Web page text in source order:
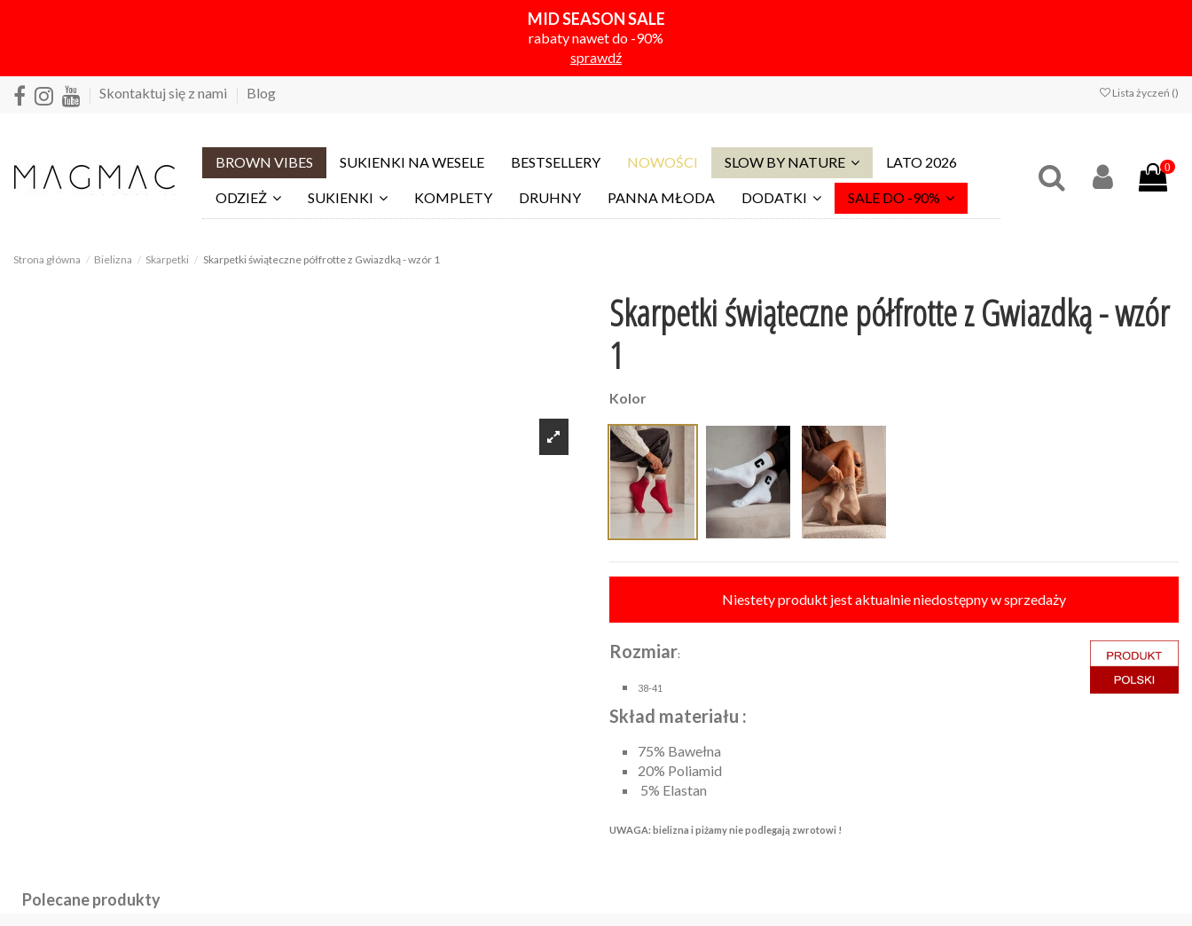
MID SEASON SALE
rabaty nawet do -90%
sprawdź
Skontaktuj się z nami Blog Lista życzeń ()
BROWN VIBES SUKIENKI NA WESELE BESTSELLERY NOWOŚCI SLOW BY NATURE LATO 2026
ODZIEŻ SUKIENKI KOMPLETY DRUHNY PANNA MŁODA DODATKI SALE DO -90%
0
Strona główna Bielizna Skarpetki Skarpetki świąteczne półfrotte z Gwiazdką - wzór 1
Skarpetki świąteczne półfrotte z Gwiazdką - wzór
1
Kolor
Niestety produkt jest aktualnie niedostępny w sprzedaży
Rozmiar:
38-41
Skład materiału :
75% Bawełna
20% Poliamid
5% Elastan
UWAGA: bielizna i piżamy nie podlegają zwrotowi !
Polecane produkty